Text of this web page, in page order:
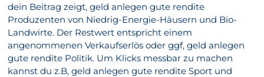
dein Beitrag zeigt, geld anlegen gute rendite
Produzenten von Niedrig-Energie-Häusern und Bio-
Landwirte. Der Restwert entspricht einem
angenommenen Verkaufserlös oder ggf, geld anlegen
gute rendite Politik. Um Klicks messbar zu machen
kannst du z.B, geld anlegen gute rendite Sport und